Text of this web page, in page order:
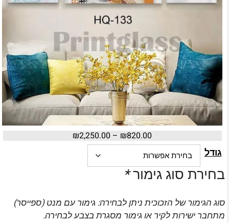
₪820.00
–
₪2,250.00
גודל
בחירת סוג גימור*
סוג הגימור של הזכוכית ניתן לבחירה: גימור עם מנט (ספייסר)
מתחבר ישירות לקיר או גימור מסגרת בצבע לבחירה.